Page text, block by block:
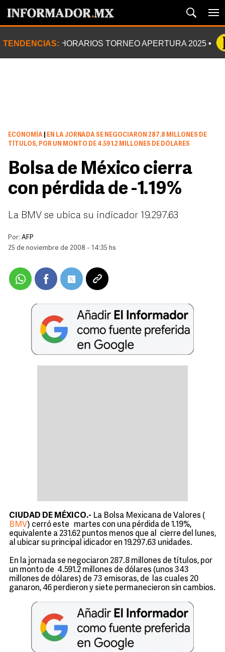
TENDENCIAS: HORARIOS TORNEO APERTURA 2025
ECONOMÍA
EN LA JORNADA SE NEGOCIARON 287.8 MILLONES DE
TÍTULOS, POR UN MONTO DE 4.591.2 MILLONES DE DÓLARES
Bolsa de México cierra
con pérdida de -1.19%
La BMV se ubica su indicador 19.297.63
Por: AFP
25 de noviembre de 2008 - 14:35 hs
CIUDAD DE MÉXICO.- La Bolsa Mexicana de Valores (
BMV) cerró este martes con una pérdida de 1.19%,
equivalente a 231.62 puntos menos que al cierre del lunes,
al ubicar su principal idicador en 19.297.63 unidades.
En la jornada se negociaron 287.8 millones de títulos, por
un monto de 4.591.2 millones de dólares (unos 343
millones de dólares) de 73 emisoras, de las cuales 20
ganaron, 46 perdieron y siete permanecieron sin cambios.